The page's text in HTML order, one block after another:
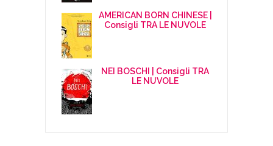
AMERICAN BORN CHINESE |
Consigli TRA LE NUVOLE
NEI BOSCHI | Consigli TRA
LE NUVOLE